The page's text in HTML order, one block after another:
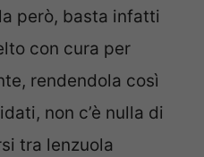
però, basta infatti
con cura per
rendendola così
non c’è nulla di
tra lenzuola